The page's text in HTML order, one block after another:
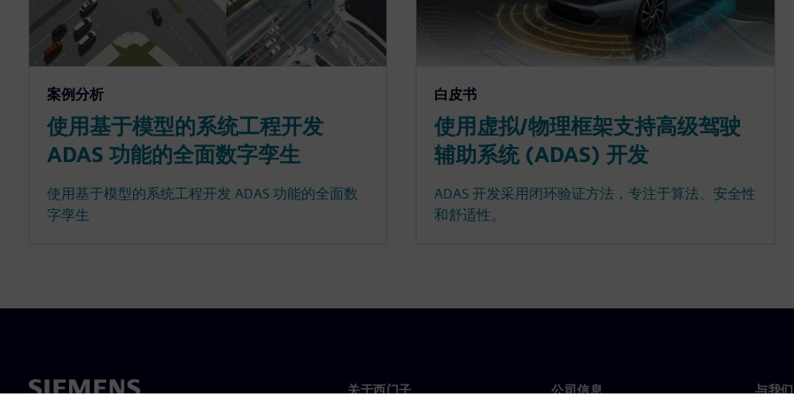
案例分析
使用基于模型的系统工程开发
ADAS 功能的全面数字孪生
使用基于模型的系统工程开发 ADAS 功能的全面数
字孪生
白皮书
使用虚拟/物理框架支持高级驾驶
辅助系统 (ADAS) 开发
ADAS 开发采用闭环验证方法，专注于算法、安全性
和舒适性。
关于西门子 公司信息 与我